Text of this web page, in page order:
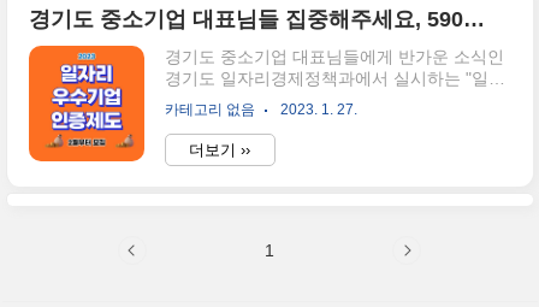
경기도 중소기업 대표님들 집중해주세요, 590만원 사업비 지원사업(2월 3월 모집 예정)
경기도 중소기업 대표님들에게 반가운 소식인
경기도 일자리경제정책과에서 실시하는 "일자
리우수기업 인증"제도에 대해서 설명해드립니
다. 이번 포스팅은 대표님들께서 한번쯤은 들
어보신 제도겠죠? 이 인증제도에 대해서 설명
해드릴게요. 일자리인증제도 언제 모집하나
기준으로 모집 공고가 올라온 시는 아직 없습
카테고리 없음 2023. 1. 27.
더보기 ››
1